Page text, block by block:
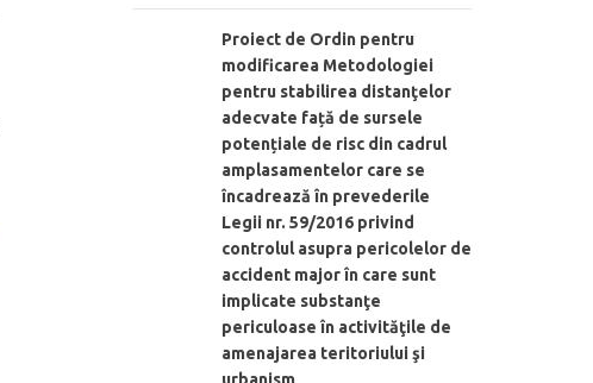
Proiect de Ordin pentru
modificarea Metodologiei
pentru stabilirea distanţelor
adecvate față de sursele
potențiale de risc din cadrul
amplasamentelor care se
încadrează în prevederile
Legii nr. 59/2016 privind
controlul asupra pericolelor de
accident major în care sunt
implicate substanţe
periculoase în activităţile de
amenajarea teritoriului şi
urbanism